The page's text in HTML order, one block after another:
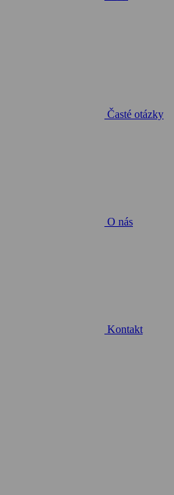
Časté otázky
O nás
Kontakt